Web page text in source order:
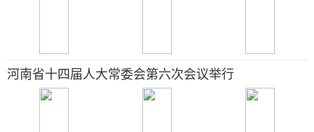
河南省十四届人大常委会第六次会议举行